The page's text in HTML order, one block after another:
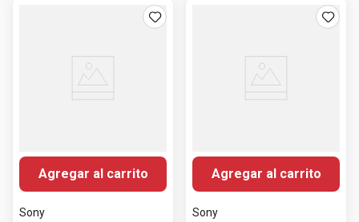
Agregar al carrito
Sony
Agregar al carrito
Sony